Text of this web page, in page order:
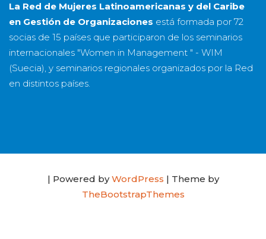
La Red de Mujeres Latinoamericanas y del Caribe
en Gestión de Organizaciones está formada por 72
socias de 15 países que participaron de los seminarios
internacionales "Women in Management " - WIM
(Suecia), y seminarios regionales organizados por la Red
en distintos países.
| Powered byWordPress | Theme by
TheBootstrapThemes